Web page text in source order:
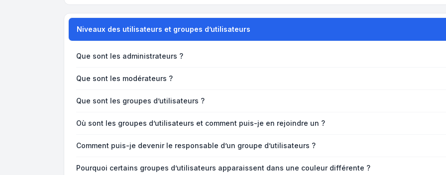
Niveaux des utilisateurs et groupes d’utilisateurs
Que sont les administrateurs ?
Que sont les modérateurs ?
Que sont les groupes d’utilisateurs ?
Où sont les groupes d’utilisateurs et comment puis-je en rejoindre un ?
Comment puis-je devenir le responsable d’un groupe d’utilisateurs ?
Pourquoi certains groupes d’utilisateurs apparaissent dans une couleur différente ?